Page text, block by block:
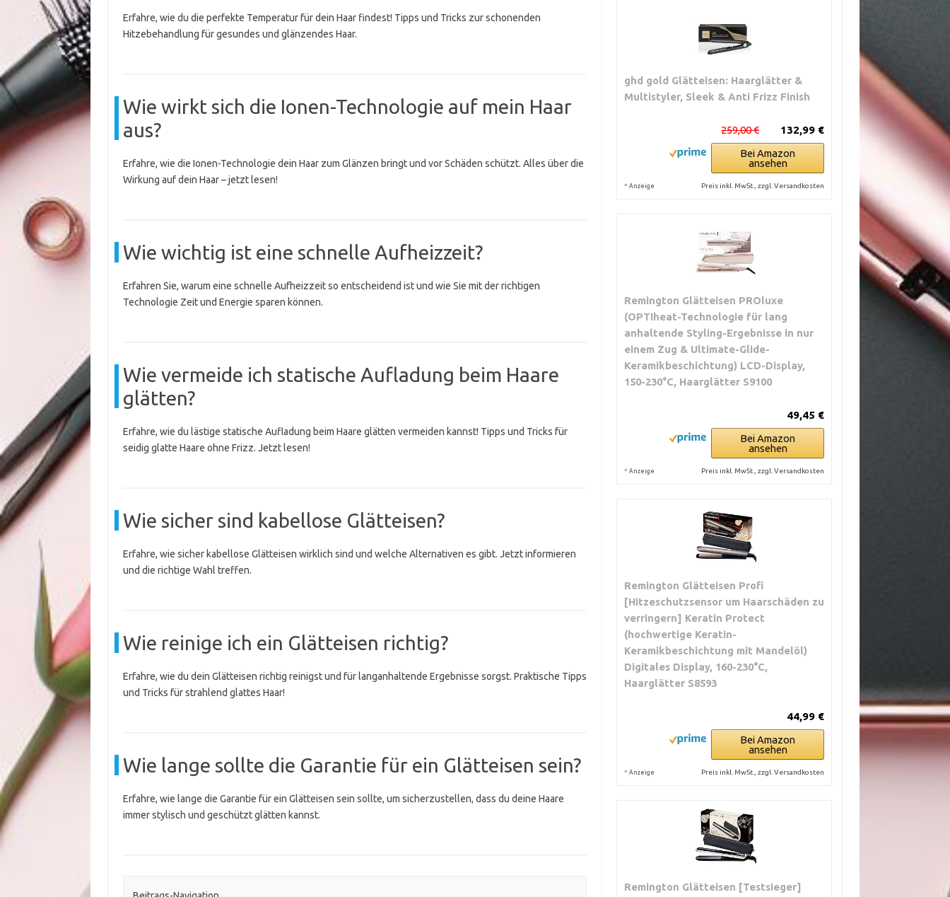
Erfahre, wie du die perfekte Temperatur für dein Haar findest! Tipps und Tricks zur schonenden
Hitzebehandlung für gesundes und glänzendes Haar.
Wie wirkt sich die Ionen-Technologie auf mein Haar
aus?
Erfahre, wie die Ionen-Technologie dein Haar zum Glänzen bringt und vor Schäden schützt. Alles über die
Wirkung auf dein Haar – jetzt lesen!
Wie wichtig ist eine schnelle Aufheizzeit?
Erfahren Sie, warum eine schnelle Aufheizzeit so entscheidend ist und wie Sie mit der richtigen
Technologie Zeit und Energie sparen können.
Wie vermeide ich statische Aufladung beim Haare
glätten?
Erfahre, wie du lästige statische Aufladung beim Haare glätten vermeiden kannst! Tipps und Tricks für
seidig glatte Haare ohne Frizz. Jetzt lesen!
Wie sicher sind kabellose Glätteisen?
Erfahre, wie sicher kabellose Glätteisen wirklich sind und welche Alternativen es gibt. Jetzt informieren
und die richtige Wahl treffen.
Wie reinige ich ein Glätteisen richtig?
Erfahre, wie du dein Glätteisen richtig reinigst und für langanhaltende Ergebnisse sorgst. Praktische Tipps
und Tricks für strahlend glattes Haar!
Wie lange sollte die Garantie für ein Glätteisen sein?
Erfahre, wie lange die Garantie für ein Glätteisen sein sollte, um sicherzustellen, dass du deine Haare
immer stylisch und geschützt glätten kannst.
ghd gold Glätteisen: Haarglätter &
Multistyler, Sleek & Anti Frizz Finish
132,99 €
259,00 €
Bei Amazon
ansehen
* Anzeige Preis inkl. MwSt., zzgl. Versandkosten
Remington Glätteisen PROluxe
(OPTIheat-Technologie für lang
anhaltende Styling-Ergebnisse in nur
einem Zug & Ultimate-Glide-
Keramikbeschichtung) LCD-Display,
150-230°C, Haarglätter S9100
49,45 €
Bei Amazon
ansehen
* Anzeige Preis inkl. MwSt., zzgl. Versandkosten
Remington Glätteisen Profi
[Hitzeschutzsensor um Haarschäden zu
verringern] Keratin Protect
(hochwertige Keratin-
Keramikbeschichtung mit Mandelöl)
Digitales Display, 160-230°C,
Haarglätter S8593
44,99 €
Bei Amazon
ansehen
* Anzeige Preis inkl. MwSt., zzgl. Versandkosten
Remington Glätteisen [Testsieger]